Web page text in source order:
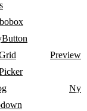
Preview
Ny